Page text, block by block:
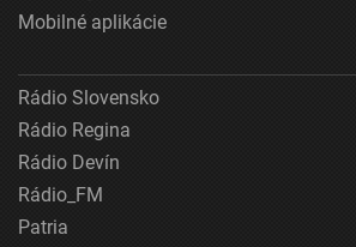
Mobilné aplikácie
Rádio Slovensko
Rádio Regina
Rádio Devín
Rádio_FM
Patria